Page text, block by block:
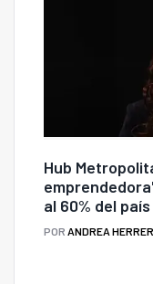
Hub
al 60% del
POR ANDREA